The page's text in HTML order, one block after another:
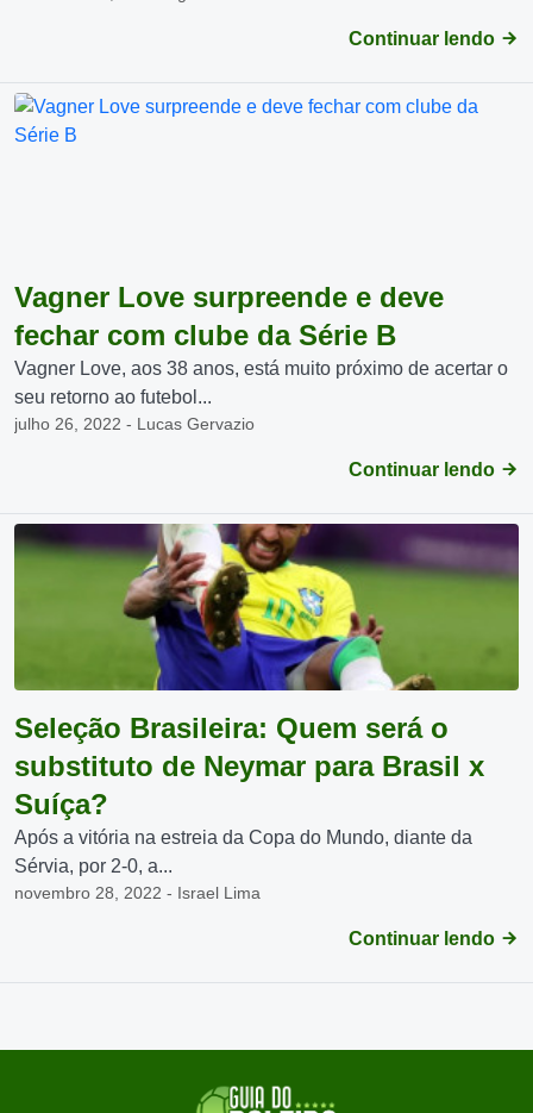
Continuar lendo
Vagner Love surpreende e deve
fechar com clube da Série B
Vagner Love, aos 38 anos, está muito próximo de acertar o
seu retorno ao futebol...
julho 26, 2022 - Lucas Gervazio
Continuar lendo
Seleção Brasileira: Quem será o
substituto de Neymar para Brasil x
Suíça?
Após a vitória na estreia da Copa do Mundo, diante da
Sérvia, por 2-0, a...
novembro 28, 2022 - Israel Lima
Continuar lendo